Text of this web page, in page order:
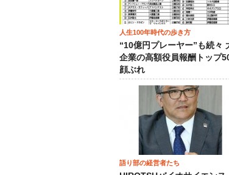
人生100年時代の歩き方
“10億円プレーヤー”も続々
企業の高額役員報酬トップ
顔ぶれ
語り部の経営者たち